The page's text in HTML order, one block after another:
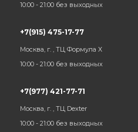
10:00 - 21:00 без выходных
+7(915) 475-17-77
Москва, г. , ТЦ Формула Х
10:00 - 21:00 без выходных
+7(977) 421-77-71
Москва, г. , ТЦ Dexter
10:00 - 21:00 без выходных